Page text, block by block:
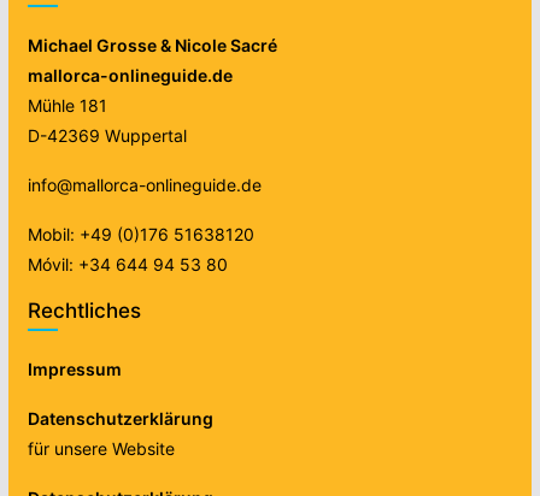
Michael Grosse & Nicole Sacré
mallorca-onlineguide.de
Mühle 181
D-42369 Wuppertal
info@mallorca-onlineguide.de
Mobil: +49 (0)176 51638120
Móvil: +34 644 94 53 80
Rechtliches
Impressum
Datenschutzerklärung
für unsere Website